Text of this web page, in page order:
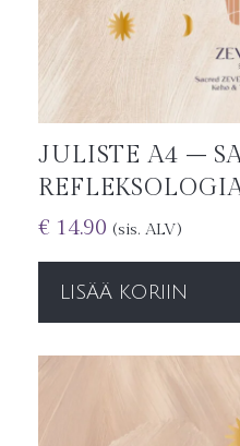
JULISTE A4 –
€ 14.90 (sis. ALV)
LISÄÄ KORIIN